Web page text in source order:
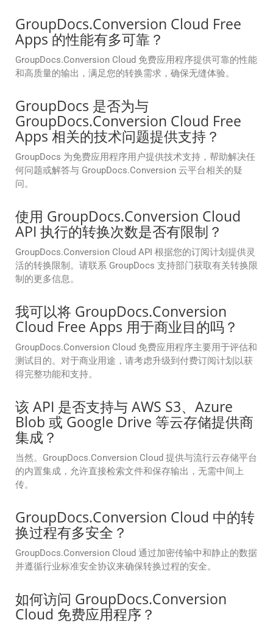
GroupDocs.Conversion Cloud Free
Apps 的性能有多可靠？
GroupDocs.Conversion Cloud 免费应用程序提供可靠的性能
和高质量的输出，满足您的转换需求，确保无缝体验。
GroupDocs 是否为与
GroupDocs.Conversion Cloud Free
Apps 相关的技术问题提供支持？
GroupDocs 为免费应用程序用户提供技术支持，帮助解决任
何问题或解答与 GroupDocs.Conversion 云平台相关的疑
问。
使用 GroupDocs.Conversion Cloud
API 执行的转换次数是否有限制？
GroupDocs.Conversion Cloud API 根据您的订阅计划提供灵
活的转换限制。请联系 GroupDocs 支持部门获取有关转换限
制的更多信息。
我可以将 GroupDocs.Conversion
Cloud Free Apps 用于商业目的吗？
GroupDocs.Conversion Cloud 免费应用程序主要用于评估和
测试目的。对于商业用途，请考虑升级到付费订阅计划以获
得完整功能和支持。
该 API 是否支持与 AWS S3、Azure
Blob 或 Google Drive 等云存储提供商
集成？
当然。GroupDocs.Conversion Cloud 提供与流行云存储平台
的内置集成，允许直接检索文件和保存输出，无需中间上
传。
GroupDocs.Conversion Cloud 中的转
换过程有多安全？
GroupDocs.Conversion Cloud 通过加密传输中和静止的数据
并遵循行业标准安全协议来确保转换过程的安全。
如何访问 GroupDocs.Conversion
Cloud 免费应用程序？